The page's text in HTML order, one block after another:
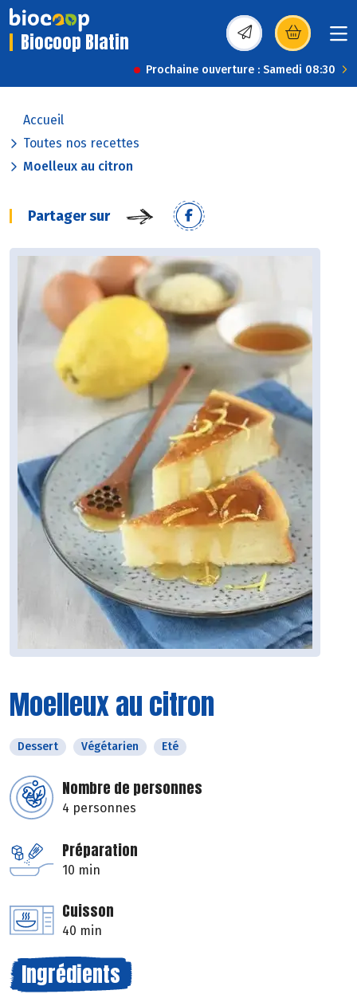
Biocoop Blatin (s’ouvre dans une
Prochaine ouverture : Samedi 08:30
Accueil
Toutes nos recettes
Moelleux au citron
Partager sur
Moelleux au citron
Dessert Végétarien Eté
Nombre de personnes
4 personnes
Préparation
10 min
Cuisson
40 min
Ingrédients